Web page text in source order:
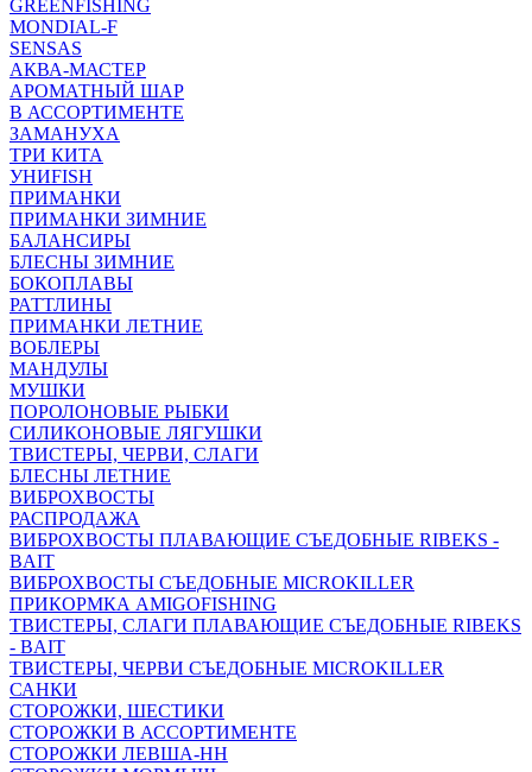
GREENFISHING
MONDIAL-F
SENSAS
АКВА-МАСТЕР
АРОМАТНЫЙ ШАР
В АССОРТИМЕНТЕ
ЗАМАНУХА
ТРИ КИТА
УНИFISH
ПРИМАНКИ
ПРИМАНКИ ЗИМНИЕ
БАЛАНСИРЫ
БЛЕСНЫ ЗИМНИЕ
БОКОПЛАВЫ
РАТТЛИНЫ
ПРИМАНКИ ЛЕТНИЕ
ВОБЛЕРЫ
МАНДУЛЫ
МУШКИ
ПОРОЛОНОВЫЕ РЫБКИ
СИЛИКОНОВЫЕ ЛЯГУШКИ
ТВИСТЕРЫ, ЧЕРВИ, СЛАГИ
БЛЕСНЫ ЛЕТНИЕ
ВИБРОХВОСТЫ
РАСПРОДАЖА
ВИБРОХВОСТЫ ПЛАВАЮЩИЕ СЪЕДОБНЫЕ RIBEKS -
BAIT
ВИБРОХВОСТЫ СЪЕДОБНЫЕ MICROKILLER
ПРИКОРМКА AMIGOFISHING
ТВИСТЕРЫ, СЛАГИ ПЛАВАЮЩИЕ СЪЕДОБНЫЕ RIBEKS
- BAIT
ТВИСТЕРЫ, ЧЕРВИ СЪЕДОБНЫЕ MICROKILLER
САНКИ
СТОРОЖКИ, ШЕСТИКИ
СТОРОЖКИ В АССОРТИМЕНТЕ
СТОРОЖКИ ЛЕВША-НН